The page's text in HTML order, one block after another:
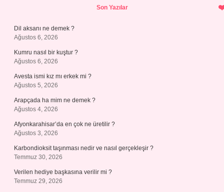
Son Yazılar
Dil aksanı ne demek ?
Ağustos 6, 2026
Kumru nasıl bir kuştur ?
Ağustos 6, 2026
Avesta ismi kız mı erkek mi ?
Ağustos 5, 2026
Arapçada ha mim ne demek ?
Ağustos 4, 2026
Afyonkarahisar’da en çok ne üretilir ?
Ağustos 3, 2026
Karbondioksit taşınması nedir ve nasıl gerçekleşir ?
Temmuz 30, 2026
Verilen hediye başkasına verilir mi ?
Temmuz 29, 2026